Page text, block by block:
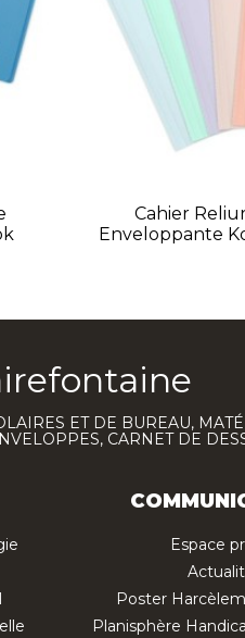
Cahier
Enveloppante
ET DE BUREAU,
CARNET DE
Espace
Poster
Planisphère